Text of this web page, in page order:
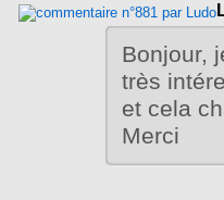
Bonjour,
très
et cela
Merci